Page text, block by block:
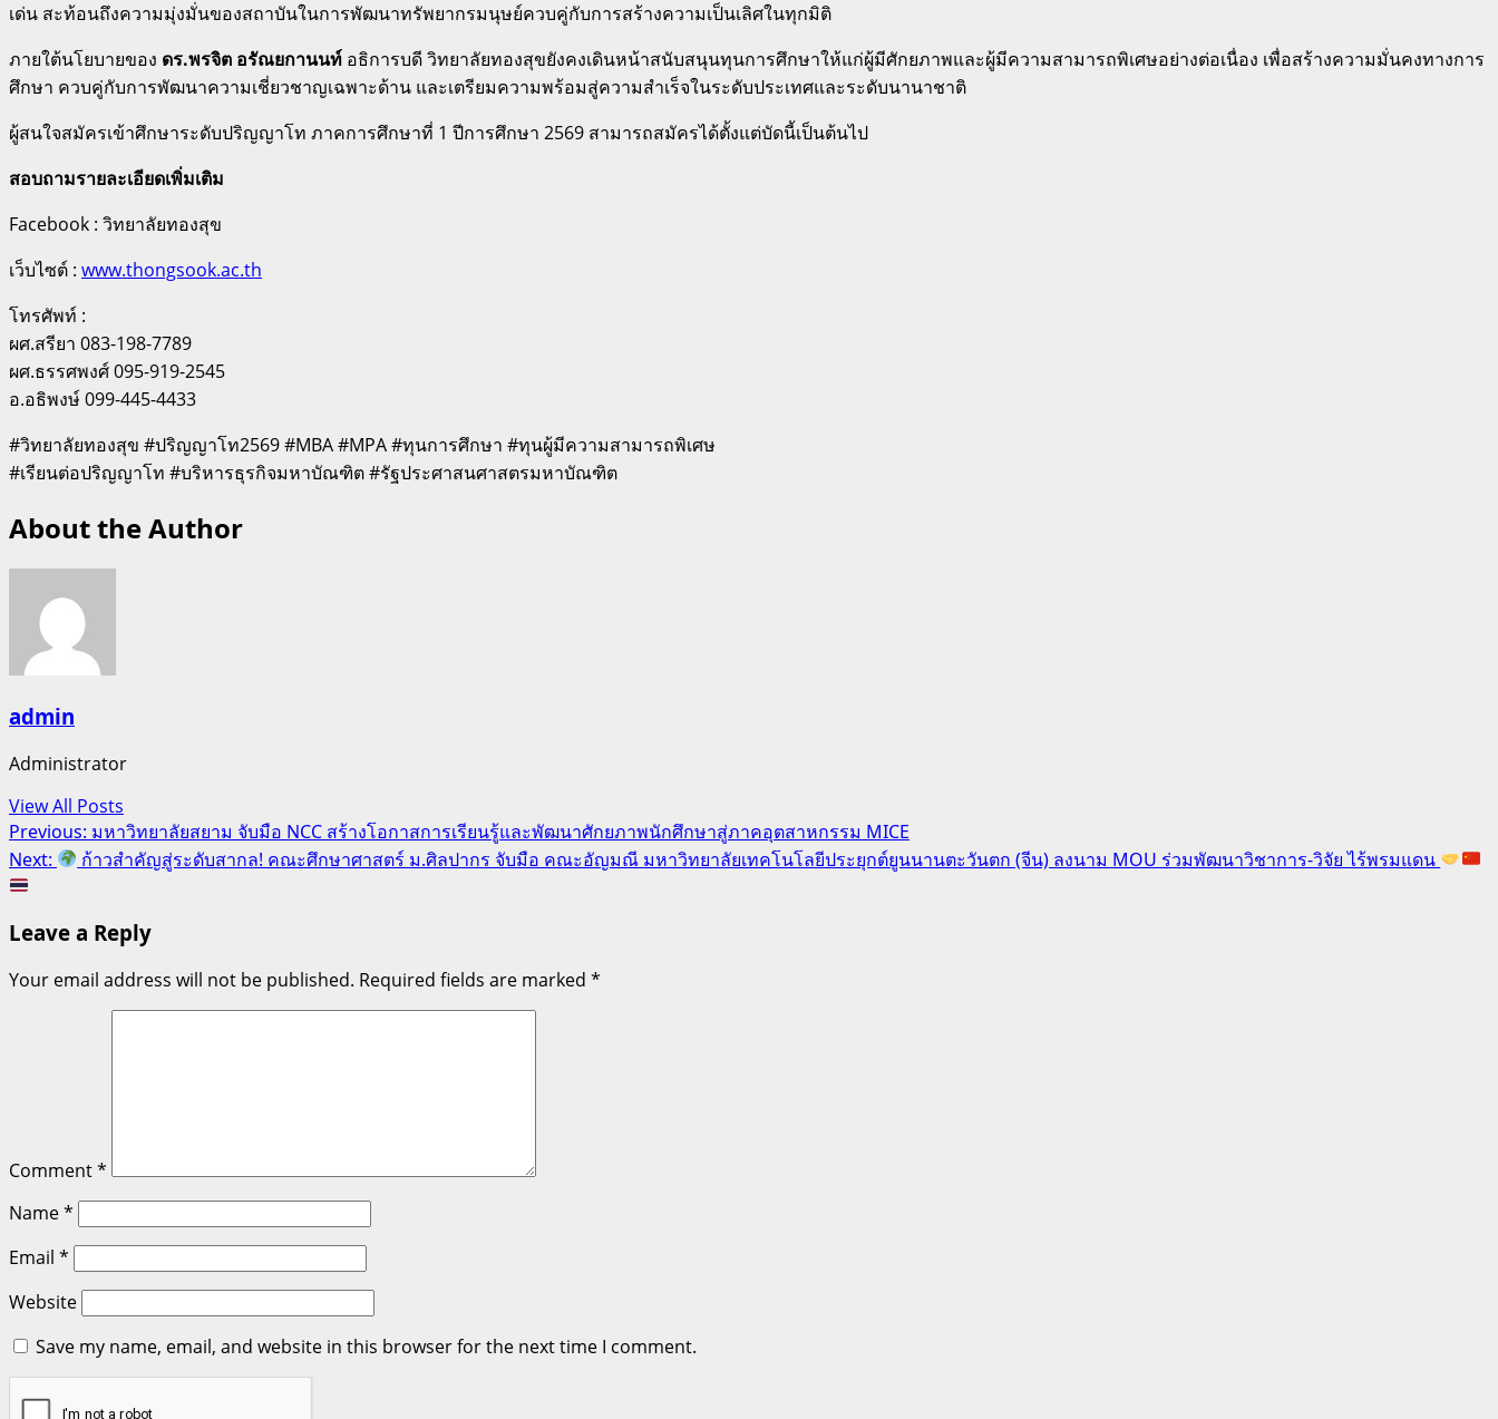
เด่น สะท้อนถึงความมุ่งมั่นของสถาบันในการพัฒนาทรัพยากรมนุษย์ควบคู่กับการสร้างความเป็นเลิศในทุกมิติ
ภายใต้นโยบายของ ดร.พรจิต อรัณยกานนท์ อธิการบดี วิทยาลัยทองสุขยังคงเดินหน้าสนับสนุนทุนการศึกษาให้แก่ผู้มีศักยภาพและผู้มีความสามารถพิเศษอย่างต่อเนื่อง เพื่อสร้างความมั่นคงทางการ
ศึกษา ควบคู่กับการพัฒนาความเชี่ยวชาญเฉพาะด้าน และเตรียมความพร้อมสู่ความสำเร็จในระดับประเทศและระดับนานาชาติ
ผู้สนใจสมัครเข้าศึกษาระดับปริญญาโท ภาคการศึกษาที่ 1 ปีการศึกษา 2569 สามารถสมัครได้ตั้งแต่บัดนี้เป็นต้นไป
สอบถามรายละเอียดเพิ่มเติม
Facebook : วิทยาลัยทองสุข
เว็บไซต์ : www.thongsook.ac.th
โทรศัพท์ :
ผศ.สรียา 083-198-7789
ผศ.ธรรศพงศ์ 095-919-2545
อ.อธิพงษ์ 099-445-4433
#วิทยาลัยทองสุข #ปริญญาโท2569 #MBA #MPA #ทุนการศึกษา #ทุนผู้มีความสามารถพิเศษ
#เรียนต่อปริญญาโท #บริหารธุรกิจมหาบัณฑิต #รัฐประศาสนศาสตรมหาบัณฑิต
About the Author
admin
Administrator
View All Posts
Post
navigation
Previous: มหาวิทยาลัยสยาม จับมือ NCC สร้างโอกาสการเรียนรู้และพัฒนาศักยภาพนักศึกษาสู่ภาคอุตสาหกรรม MICE
Next:
ก้าวสำคัญสู่ระดับสากล! คณะศึกษาศาสตร์ ม.ศิลปากร จับมือ คณะอัญมณี มหาวิทยาลัยเทคโนโลยีประยุกต์ยูนนานตะวันตก (จีน) ลงนาม MOU ร่วมพัฒนาวิชาการ-วิจัย ไร้พรมแดน
Leave a Reply
Your email address will not be published. Required fields are marked *
Comment*
Name*
Email *
Website
Save my name, email, and website in this browser for the next time I comment.